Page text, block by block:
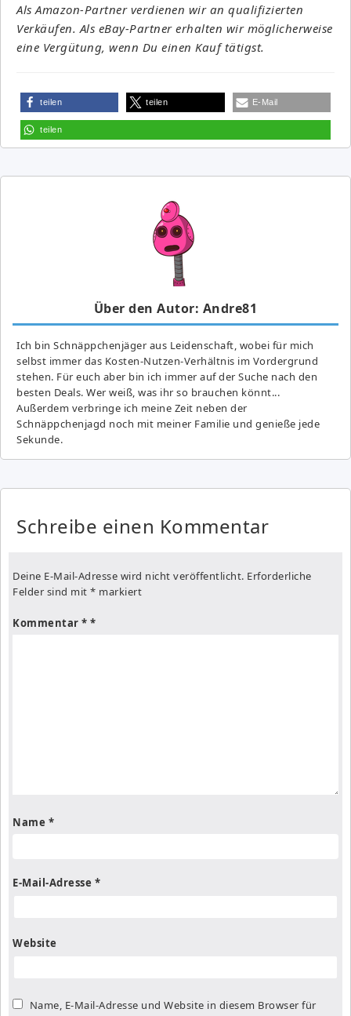
Als Amazon-Partner verdienen wir an qualifizierten
Verkäufen. Als eBay-Partner erhalten wir möglicherweise
eine Vergütung, wenn Du einen Kauf tätigst.
teilen teilen E-Mail
teilen
Über den Autor: Andre81
Ich bin Schnäppchenjäger aus Leidenschaft, wobei für mich
selbst immer das Kosten-Nutzen-Verhältnis im Vordergrund
stehen. Für euch aber bin ich immer auf der Suche nach den
besten Deals. Wer weiß, was ihr so brauchen könnt...
Außerdem verbringe ich meine Zeit neben der
Schnäppchenjagd noch mit meiner Familie und genieße jede
Sekunde.
Schreibe einen Kommentar
Deine E-Mail-Adresse wird nicht veröffentlicht. Erforderliche
Felder sind mit * markiert
Kommentar *
Name *
E-Mail-Adresse *
Website
Name, E-Mail-Adresse und Website in diesem Browser für